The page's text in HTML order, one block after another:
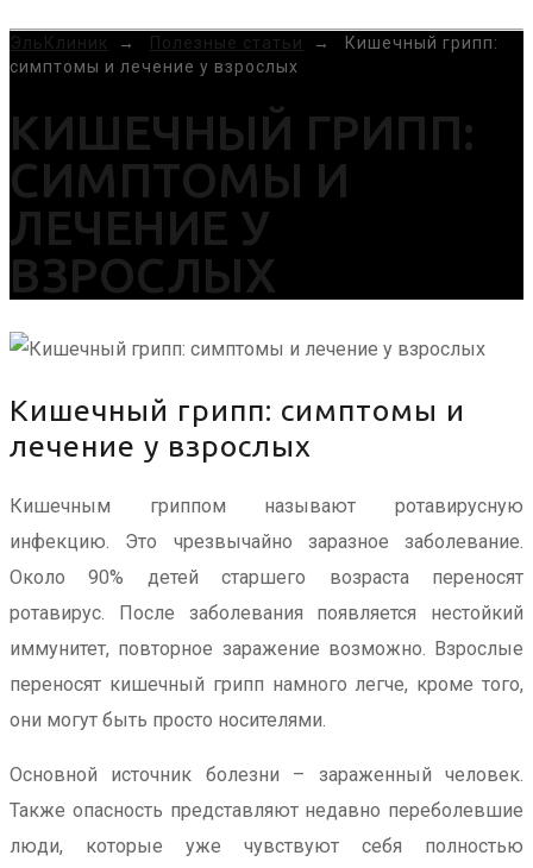
ЭльКлиник
→ Полезные статьи → Кишечный грипп:
симптомы и лечение у взрослых
КИШЕЧНЫЙ ГРИПП:
СИМПТОМЫ И
ЛЕЧЕНИЕ У
ВЗРОСЛЫХ
Кишечный грипп: симптомы и
лечение у взрослых
Кишечным гриппом называют ротавирусную
инфекцию. Это чрезвычайно заразное заболевание.
Около 90% детей старшего возраста переносят
ротавирус. После заболевания появляется нестойкий
иммунитет, повторное заражение возможно. Взрослые
переносят кишечный грипп намного легче, кроме того,
они могут быть просто носителями.
Основной источник болезни – зараженный человек.
Также опасность представляют недавно переболевшие
люди, которые уже чувствуют себя полностью